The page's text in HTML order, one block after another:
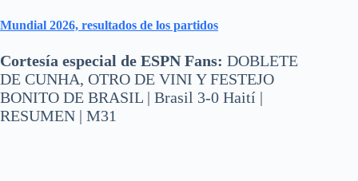
Mundial 2026, resultados de los partidos
Cortesía especial de ESPN Fans: DOBLETE
DE CUNHA, OTRO DE VINI Y FESTEJO
BONITO DE BRASIL | Brasil 3-0 Haití |
RESUMEN | M31